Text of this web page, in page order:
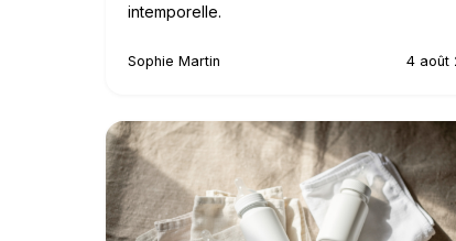
intemporelle.
Sophie Martin 4 août